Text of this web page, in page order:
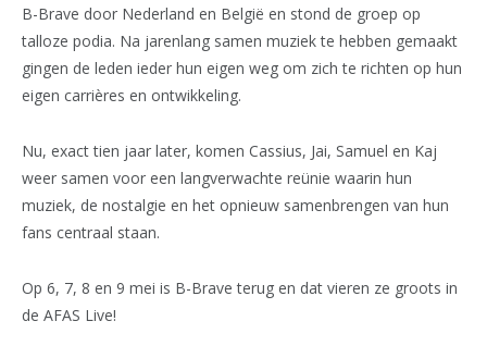
B-Brave door Nederland en België en stond de groep op
talloze podia. Na jarenlang samen muziek te hebben gemaakt
gingen de leden ieder hun eigen weg om zich te richten op hun
eigen carrières en ontwikkeling.
Nu, exact tien jaar later, komen Cassius, Jai, Samuel en Kaj
weer samen voor een langverwachte reünie waarin hun
muziek, de nostalgie en het opnieuw samenbrengen van hun
fans centraal staan.
Op 6, 7, 8 en 9 mei is B-Brave terug en dat vieren ze groots in
de AFAS Live!